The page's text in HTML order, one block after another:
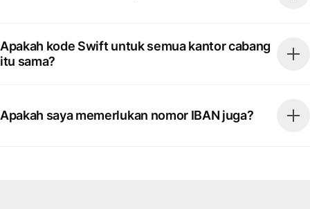
Apakah kode Swift untuk semua kantor cabang
itu sama?
Apakah saya memerlukan nomor IBAN juga?